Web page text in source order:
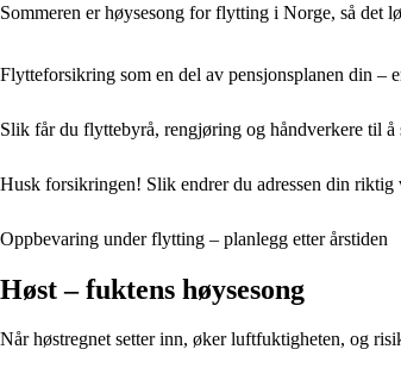
Sommeren er høysesong for flytting i Norge, så det
Flytteforsikring som en del av pensjonsplanen din –
Slik får du flyttebyrå, rengjøring og håndverkere til å
Husk forsikringen! Slik endrer du adressen din
Oppbevaring under flytting – planlegg etter årstiden
Høst – fuktens høysesong
Når høstregnet setter inn, øker luftfuktigheten, og